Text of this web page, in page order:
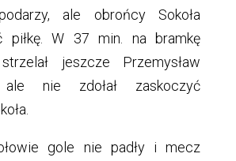
ale obrońcy Sokoła
piłkę. W 37 min. na bramkę
jeszcze Przemysław
ale nie zdołał zaskoczyć
gole nie padły i mecz